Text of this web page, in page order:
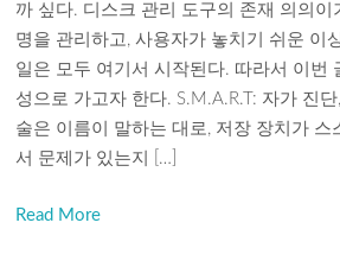
까 싶다. 디스크 관리 도구의 존재 의의이
명을 관리하고, 사용자가 놓치기 쉬운 이
일은 모두 여기서 시작된다. 따라서 이번
성으로 가고자 한다. S.M.A.R.T: 자가 진단
술은 이름이 말하는 대로, 저장 장치가 스
서 문제가 있는지 […]
Read More